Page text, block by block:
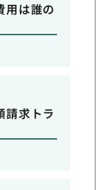
用は誰の
請求トラ